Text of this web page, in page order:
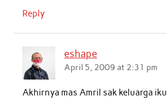
Reply
eshape
April 5, 2009 at 2:31 pm
Akhirnya mas Amril sak keluarga